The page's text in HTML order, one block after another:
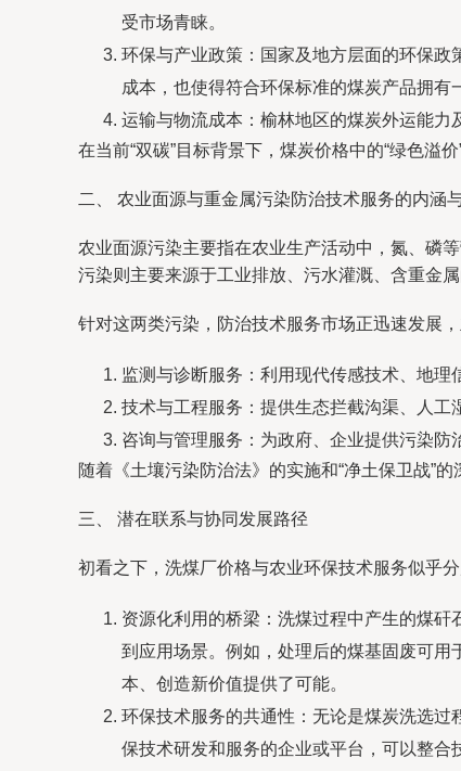
受市场青睐。
环保与产业政策：国家及地方层面的环保
成本，也使得符合环保标准的煤炭产品拥有
运输与物流成本：榆林地区的煤炭外运能力
在当前“双碳”目标背景下，煤炭价格中的“绿色溢
二、 农业面源与重金属污染防治技术服务的内涵
农业面源污染主要指在农业生产活动中，氮、磷
污染则主要来源于工业排放、污水灌溉、含重金
针对这两类污染，防治技术服务市场正迅速发展，
监测与诊断服务：利用现代传感技术、地理
技术与工程服务：提供生态拦截沟渠、人工
咨询与管理服务：为政府、企业提供污染防
随着《土壤污染防治法》的实施和“净土保卫战”
三、 潜在联系与协同发展路径
初看之下，洗煤厂价格与农业环保技术服务似乎
资源化利用的桥梁：洗煤过程中产生的煤
到应用场景。例如，处理后的煤基固废可
本、创造新价值提供了可能。
环保技术服务的共通性：无论是煤炭洗选
保技术研发和服务的企业或平台，可以整合